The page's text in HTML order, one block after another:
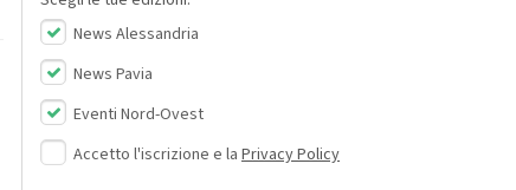
News Alessandria
News Pavia
Eventi Nord-Ovest
Accetto l'iscrizione e la Privacy Policy